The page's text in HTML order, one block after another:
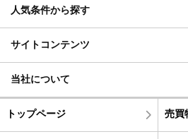
人気条件から探す
サイトコンテンツ
当社について
トップページ 売買